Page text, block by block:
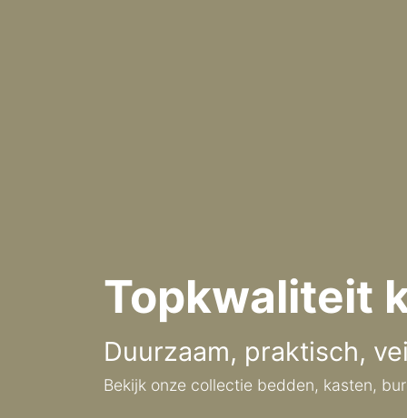
Topkwaliteit
Duurzaam, praktisch,
Bekijk onze collectie bedden, kasten,